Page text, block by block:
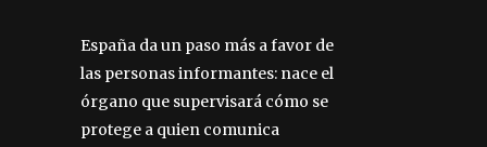
España da un paso más a favor de
las personas informantes: nace el
órgano que supervisará cómo se
protege a quien comunica